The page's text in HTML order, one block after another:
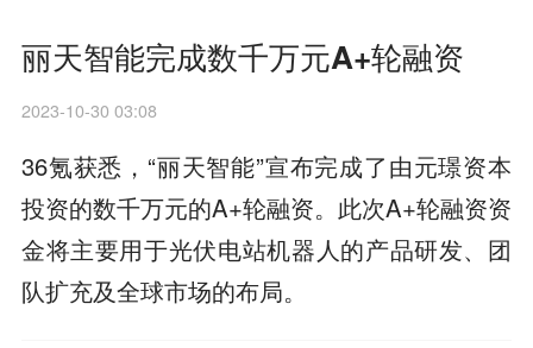
丽天智能完成数千万元A+轮融资
2023-10-30 03:08
36氪获悉，“丽天智能”宣布完成了由元璟资本
投资的数千万元的A+轮融资。此次A+轮融资资
金将主要用于光伏电站机器人的产品研发、团
队扩充及全球市场的布局。